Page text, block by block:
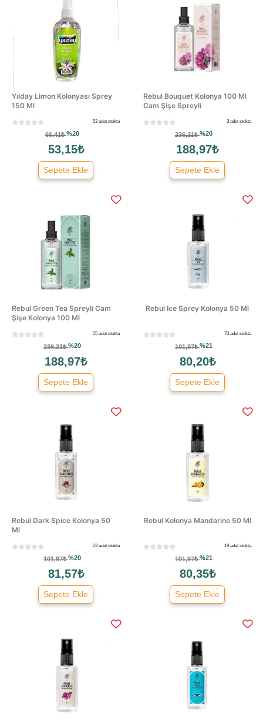
Yılday Limon Kolonyası Sprey
150 Ml
53 adet stokta
66,41₺%20
53,15₺
Sepete Ekle
Rebul Bouquet Kolonya 100 Ml
Cam Şişe Spreyli
3 adet stokta
236,21₺%20
188,97₺
Sepete Ekle
Rebul Green Tea Spreyli Cam
Şişe Kolonya 100 Ml
55 adet stokta
236,21₺%20
188,97₺
Sepete Ekle
Rebul Ice Sprey Kolonya 50 Ml
73 adet stokta
101,97₺%21
80,20₺
Sepete Ekle
Rebul Dark Spice Kolonya 50
Ml
23 adet stokta
101,97₺%20
81,57₺
Sepete Ekle
Rebul Kolonya Mandarine 50 Ml
19 adet stokta
101,97₺%21
80,35₺
Sepete Ekle